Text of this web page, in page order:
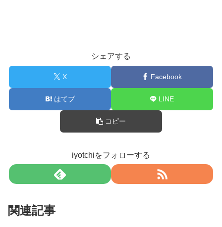
シェアする
X Facebook
はてブ LINE
コピー
iyotchiをフォローする
関連記事